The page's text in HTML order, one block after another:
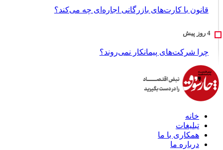
قانون با کارت‌های بازرگانی اجاره‌ای چه می‌کند؟
چرا شرکت‌های پیمانکار نمی‌روند؟
خانه
تبلیغات
همکاری با ما
درباره ما